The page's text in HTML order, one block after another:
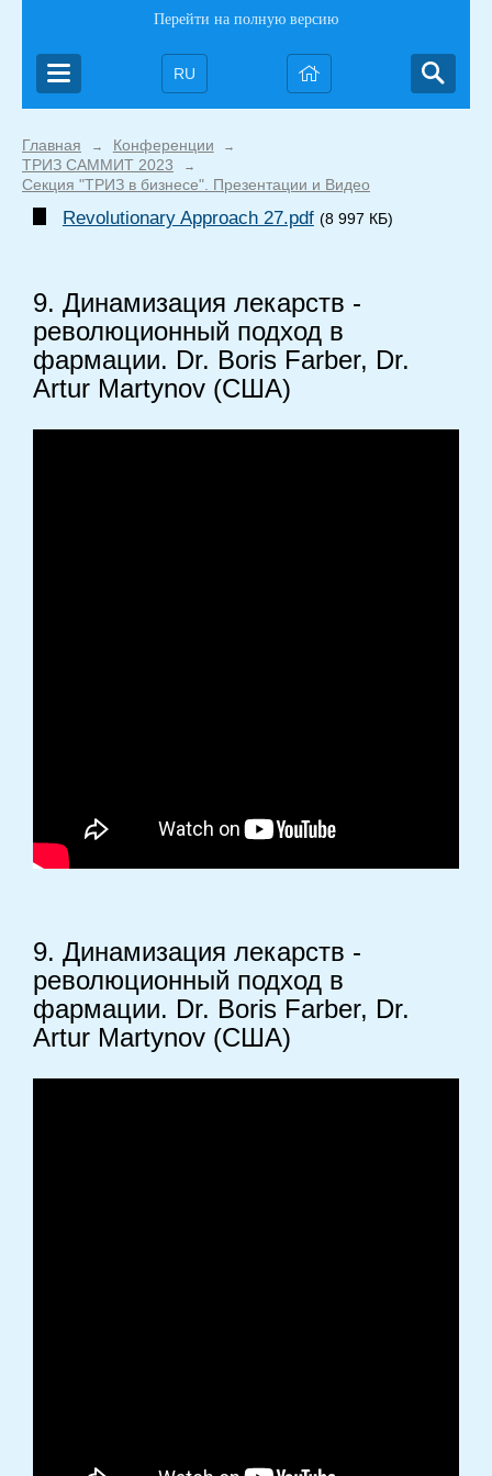
Перейти на полную версию
RU
Главная → Конференции →
ТРИЗ САММИТ 2023 →
Секция "ТРИЗ в бизнесе". Презентации и Видео
Revolutionary Approach 27.pdf (8 997 КБ)
9. Динамизация лекарств -
революционный подход в
фармации. Dr. Boris Farber, Dr.
Artur Martynov (США)
9. Динамизация лекарств -
революционный подход в
фармации. Dr. Boris Farber, Dr.
Artur Martynov (США)